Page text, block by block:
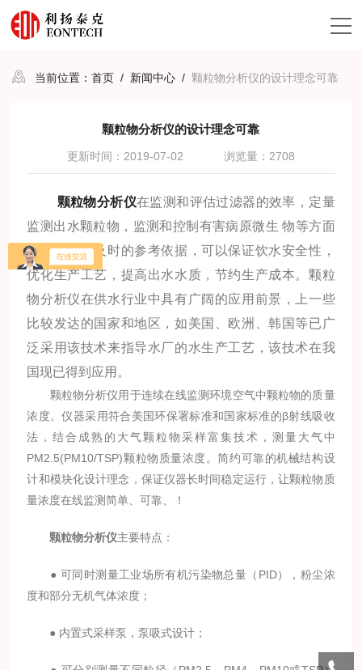
当前位置：首页 / 新闻中心 / 颗粒物分析仪的设计理念可靠
颗粒物分析仪的设计理念可靠
更新时间：2019-07-02 浏览量：2708
颗粒物分析仪在监测和评估过滤器的效率，定量
监测出水颗粒物，监测和控制有害病原微生 物等方面
提供准确、及时的参考依据，可以保证饮水安全性，
优化生产工艺，提高出水水质，节约生产成本。颗粒
物分析仪在供水行业中具有广阔的应用前景，上一些
比较发达的国家和地区，如美国、欧洲、韩国等已广
泛采用该技术来指导水厂的水生产工艺，该技术在我
国现已得到应用。
颗粒物分析仪用于连续在线监测环境空气中颗粒物的质量
浓度。仪器采用符合美国环保署标准和国家标准的β射线吸收
法，结合成熟的大气颗粒物采样富集技术，测量大气中
PM2.5(PM10/TSP)颗粒物质量浓度。简约可靠的机械结构设
计和模块化设计理念，保证仪器长时间稳定运行，让颗粒物质
量浓度在线监测简单、可靠、！
颗粒物分析仪主要特点：
● 可同时测量工业场所有机污染物总量（PID），粉尘浓
度和部分无机气体浓度；
● 内置式采样泵，泵吸式设计；